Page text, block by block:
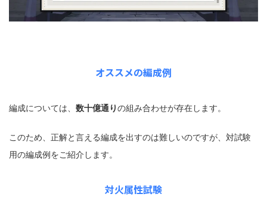
オススメの編成例
編成については、 数十億通りの組み合わせが存在します。
このため、正解と言える編成を出すのは難しいのですが、対試験
用の編成例をご紹介します。
対火属性試験